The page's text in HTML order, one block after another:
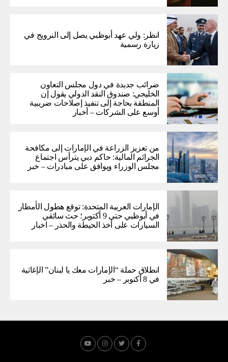
انظر: ولي عهد أبوظبي يصل إلى النرويج في
زيارة رسمية
ضرائب جديدة في دول مجلس التعاون
الخليجي: صندوق النقد الدولي يقول إن
المنطقة بحاجة إلى تنفيذ إصلاحات ضريبية
أوسع على الشركات – أخبار
من تعزيز الزراعة في الإمارات إلى مكافحة
الجرائم المالية: حاكم دبي يترأس اجتماع
مجلس الوزراء ويوافق على مبادرات – خبر
الإمارات العربية المتحدة: توقع هطول الأمطار
في أبوظبي حتى 9 أكتوبر؛ حث سائقي
السيارات على أخذ الحيطة والحذر – اخبار
انطلاق حملة “الإمارات معك يا لبنان” الإغاثية
في 8 أكتوبر – خبر